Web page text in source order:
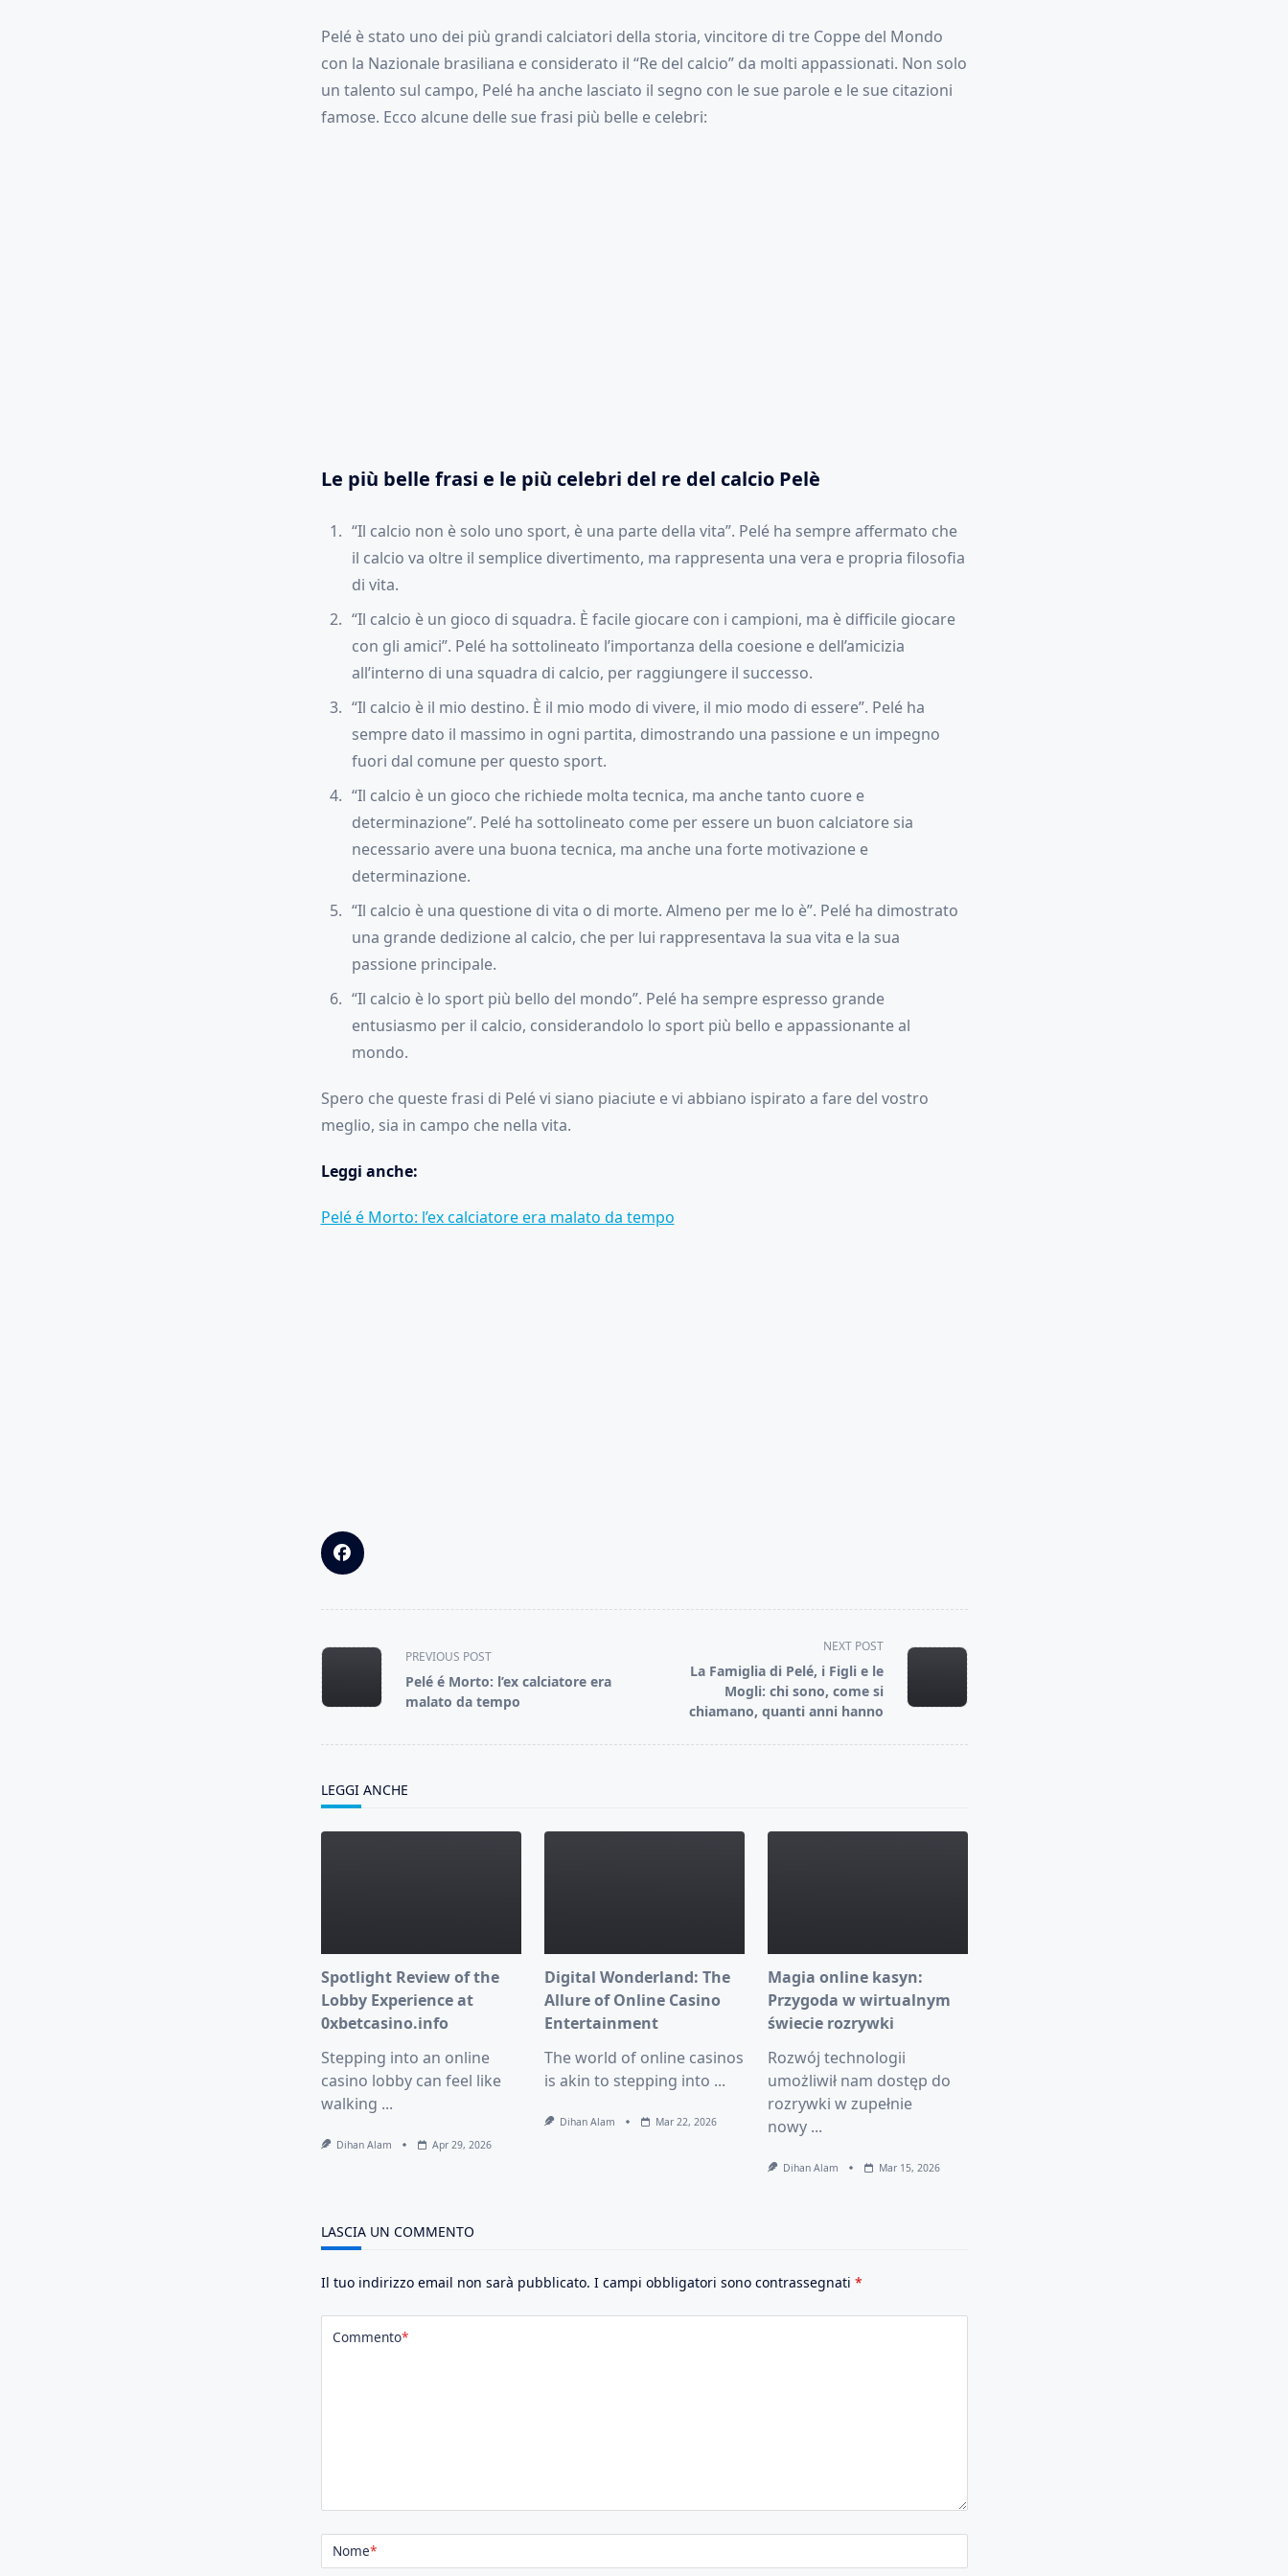
Pelé è stato uno dei più grandi calciatori della storia, vincitore di tre Coppe del Mondo
con la Nazionale brasiliana e considerato il “Re del calcio” da molti appassionati. Non solo
un talento sul campo, Pelé ha anche lasciato il segno con le sue parole e le sue citazioni
famose. Ecco alcune delle sue frasi più belle e celebri:
Le più belle frasi e le più celebri del re del calcio Pelè
“Il calcio non è solo uno sport, è una parte della vita”. Pelé ha sempre affermato che
il calcio va oltre il semplice divertimento, ma rappresenta una vera e propria filosofia
di vita.
“Il calcio è un gioco di squadra. È facile giocare con i campioni, ma è difficile giocare
con gli amici”. Pelé ha sottolineato l’importanza della coesione e dell’amicizia
all’interno di una squadra di calcio, per raggiungere il successo.
“Il calcio è il mio destino. È il mio modo di vivere, il mio modo di essere”. Pelé ha
sempre dato il massimo in ogni partita, dimostrando una passione e un impegno
fuori dal comune per questo sport.
“Il calcio è un gioco che richiede molta tecnica, ma anche tanto cuore e
determinazione”. Pelé ha sottolineato come per essere un buon calciatore sia
necessario avere una buona tecnica, ma anche una forte motivazione e
determinazione.
“Il calcio è una questione di vita o di morte. Almeno per me lo è”. Pelé ha dimostrato
una grande dedizione al calcio, che per lui rappresentava la sua vita e la sua
passione principale.
“Il calcio è lo sport più bello del mondo”. Pelé ha sempre espresso grande
entusiasmo per il calcio, considerandolo lo sport più bello e appassionante al
mondo.
Spero che queste frasi di Pelé vi siano piaciute e vi abbiano ispirato a fare del vostro
meglio, sia in campo che nella vita.
Leggi anche:
Pelé é Morto: l’ex calciatore era malato da tempo
<span
class="nav-
subtitle
screen-
PREVIOUS POST
Pelé é Morto: l’ex calciatore era
malato da tempo
NEXT POST
La Famiglia di Pelé, i Figli e le
Mogli: chi sono, come si
chiamano, quanti anni hanno
LEGGI ANCHE
Spotlight Review of the
Lobby Experience at
0xbetcasino.info
Stepping into an online
casino lobby can feel like
walking ...
Dihan Alam Apr 29, 2026
Digital Wonderland: The
Allure of Online Casino
Entertainment
The world of online casinos
is akin to stepping into ...
Dihan Alam Mar 22, 2026
Magia online kasyn:
Przygoda w wirtualnym
świecie rozrywki
Rozwój technologii
umożliwił nam dostęp do
rozrywki w zupełnie
nowy ...
Dihan Alam Mar 15, 2026
LASCIA UN COMMENTO
Il tuo indirizzo email non sarà pubblicato. I campi obbligatori sono contrassegnati *
Commento*
Nome*